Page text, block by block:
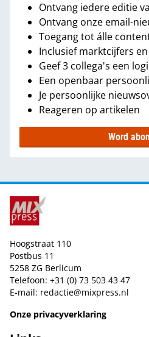
Ontvang iedere editie
Ontvang onze email-
Toegang tot álle
Inclusief marktcijfers
Geef 3 collega's een
Een openbaar
Je persoonlijke
Reageren op artikelen
Word
Hoogstraat 110
Postbus 11
5258 ZG Berlicum
Telefoon: +31 (0) 73 503 43 47
E-mail: redactie@mixpress.nl
Onze privacyverklaring